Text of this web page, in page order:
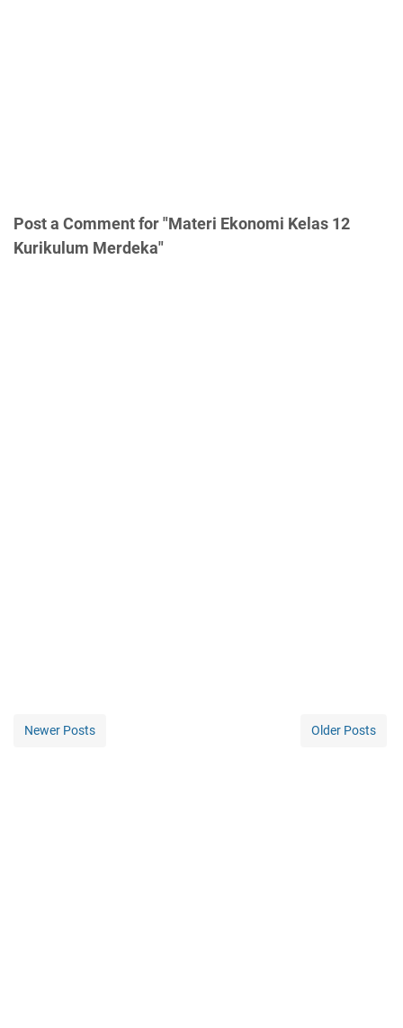
Post a Comment for "Materi Ekonomi Kelas 12
Kurikulum Merdeka"
Newer Posts Older Posts